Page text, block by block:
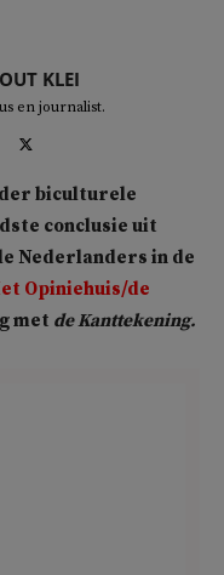
KLEI
en journalist.
biculturele
conclusie uit
Nederlanders in de
Opiniehuis/de
met de Kanttekening.